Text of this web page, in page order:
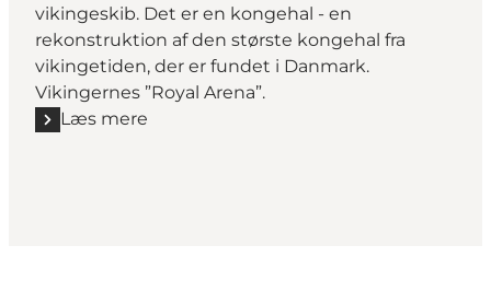
vikingeskib. Det er en kongehal - en
rekonstruktion af den største kongehal fra
vikingetiden, der er fundet i Danmark.
Vikingernes ”Royal Arena”.
Læs mere
Læs mere "Vikingernes ‘Royal Arena’– Kongehallen"